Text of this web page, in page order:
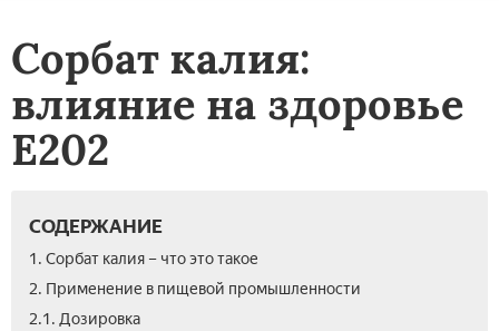
Сорбат калия:
влияние на здоровье
Е202
СОДЕРЖАНИЕ
1. Сорбат калия – что это такое
2. Применение в пищевой промышленности
2.1. Дозировка